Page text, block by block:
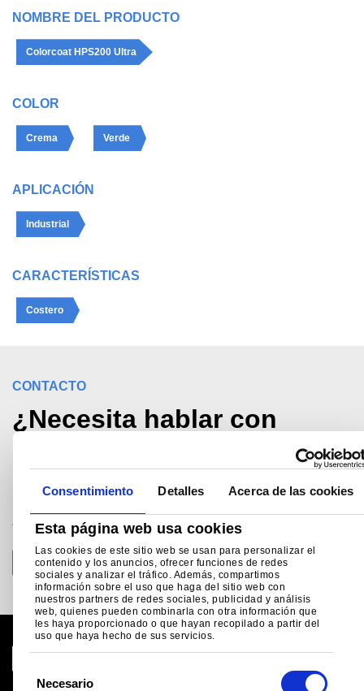
Consentimiento Detalles Acerca de las cookies
Esta página web usa cookies
Las cookies de este sitio web se usan para personalizar el
contenido y los anuncios, ofrecer funciones de redes
sociales y analizar el tráfico. Además, compartimos
información sobre el uso que haga del sitio web con
nuestros partners de redes sociales, publicidad y análisis
web, quienes pueden combinarla con otra información que
les haya proporcionado o que hayan recopilado a partir del
uso que haya hecho de sus servicios.
Necesario
NOMBRE DEL PRODUCTO
Colorcoat HPS200 Ultra
COLOR
Crema Verde
APLICACIÓN
Industrial
CARACTERÍSTICAS
Costero
CONTACTO
¿Necesita hablar con
Llame Apoyo técnico al
+34 (0) 914 252 910
madrid@tatasteeleurope.com